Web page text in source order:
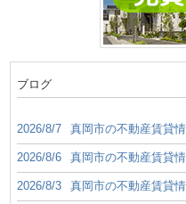
ブログ
2026/8/7 真岡市の不動産賃貸
2026/8/6 真岡市の不動産賃貸
2026/8/3 真岡市の不動産賃貸